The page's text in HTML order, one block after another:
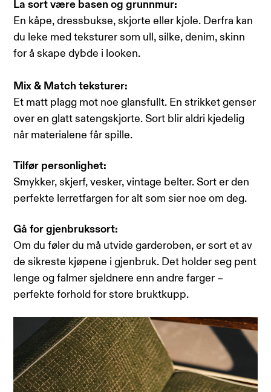
La sort være basen og grunnmur:
En kåpe, dressbukse, skjorte eller kjole. Derfra kan
du leke med teksturer som ull, silke, denim, skinn
for å skape dybde i looken.
Mix & Match teksturer:
Et matt plagg mot noe glansfullt. En strikket genser
over en glatt satengskjorte. Sort blir aldri kjedelig
når materialene får spille.
Tilfør personlighet:
Smykker, skjerf, vesker, vintage belter. Sort er den
perfekte lerretfargen for alt som sier noe om deg.
Gå for gjenbrukssort:
Om du føler du må utvide garderoben, er sort et av
de sikreste kjøpene i gjenbruk. Det holder seg pent
lenge og falmer sjeldnere enn andre farger –
perfekte forhold for store bruktkupp.